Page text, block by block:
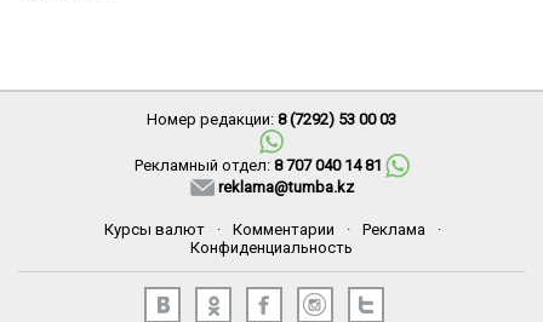
Номер редакции: 8 (7292) 53 00 03
Рекламный отдел: 8 707 040 14 81
reklama@tumba.kz
Курсы валют · Комментарии · Реклама
·
Конфиденциальность